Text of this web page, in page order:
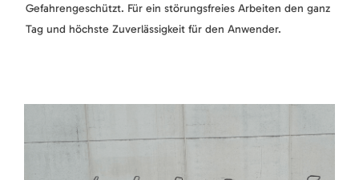
Gefahrengeschützt. Für ein störungsfreies Arbeiten den ganz
Tag und höchste Zuverlässigkeit für den Anwender.